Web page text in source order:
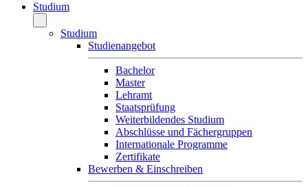
Studium
Studium
Studienangebot
Bachelor
Master
Lehramt
Staatsprüfung
Weiterbildendes Studium
Abschlüsse und Fächergruppen
Internationale Programme
Zertifikate
Bewerben & Einschreiben